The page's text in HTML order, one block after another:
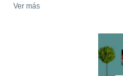
Ver más